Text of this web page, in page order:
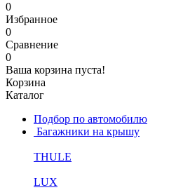
0
Избранное
0
Сравнение
0
Ваша корзина пуста!
Корзина
Каталог
Подбор по автомобилю
Багажники на крышу
THULE
LUX